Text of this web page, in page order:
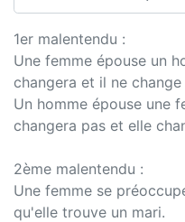
1er malentendu :
Une femme épouse un
changera et il ne change
Un homme épouse une
changera pas et elle
2ème malentendu :
Une femme se
qu'elle trouve un mari.